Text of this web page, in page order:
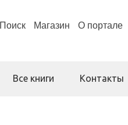
Поиск Магазин О портале
Все книги Контакты